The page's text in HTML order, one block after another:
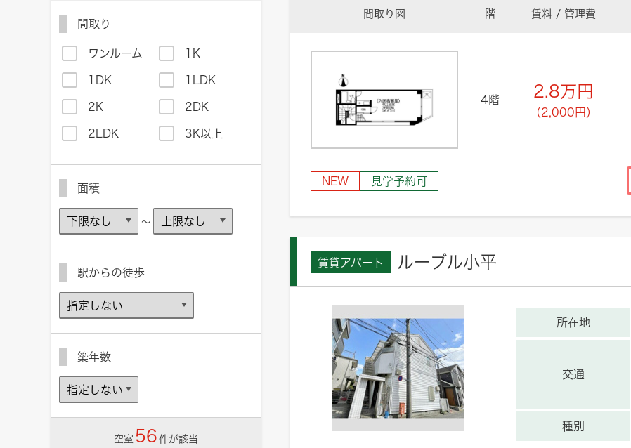
間取り図 階 賃料 / 管理費
4階 2.8万円
（2,000円）
NEW 見学予約可
賃貸アパート ルーブル小平
所在地
交通
種別
間取り
ワンルーム 1K
1DK 1LDK
2K 2DK
2LDK 3K以上
面積
～
駅からの徒歩
築年数
空室 56 件が該当